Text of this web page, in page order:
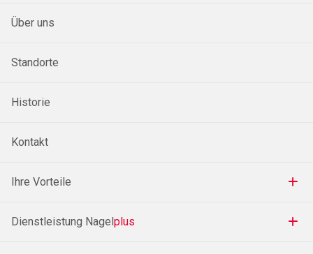
Über uns
Standorte
Historie
Kontakt
Ihre Vorteile
Dienstleistung Nagelplus